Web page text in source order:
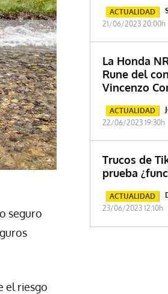
seguro
el riesgo
ACTUALIDAD
21/06/2023 20:00h
La Honda
Rune del
Vincenzo
ACTUALIDAD
22/06/2023 19:30h
Trucos de
prueba
ACTUALIDAD
23/06/2023 12:10h